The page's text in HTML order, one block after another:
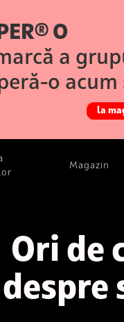
O
a
o
la
Magazin
Ori de
despre